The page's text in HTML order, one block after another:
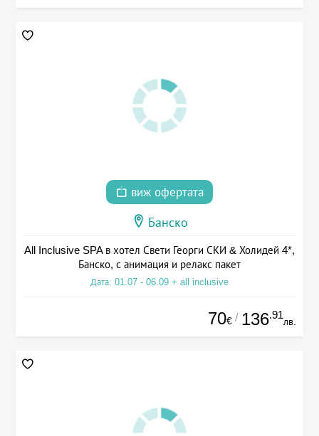
виж офертата
Банско
All Inclusive SPA в хотел Свети Георги СКИ & Холидей 4*,
Банско, с анимация и релакс пакет
Дата: 01.07 - 06.09 + all inclusive
70€ / 136.91
лв.